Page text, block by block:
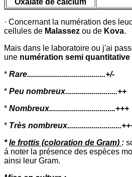
Oxalate de calcium
· Concernant la numération des
cellules de Malassez ou de Kova.
Mais dans le laboratoire ou j'ai
une numération semi quantitative
* Rare.......................................+/-
* Peu nombreux..........................++
* Nombreux.................................+++
* Très
*le frottis (coloration de Gram) :
á noter la présence des espèces
ainsi leur Gram.